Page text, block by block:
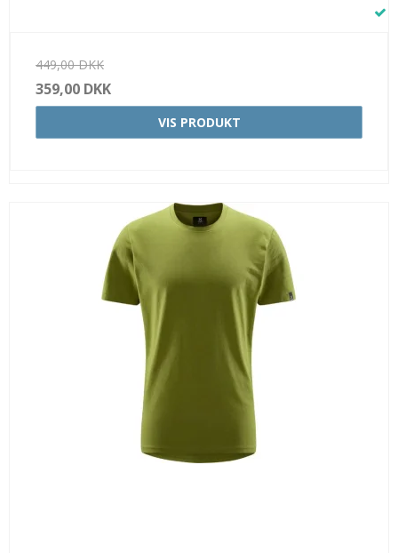
449,00 DKK
359,00 DKK
VIS PRODUKT